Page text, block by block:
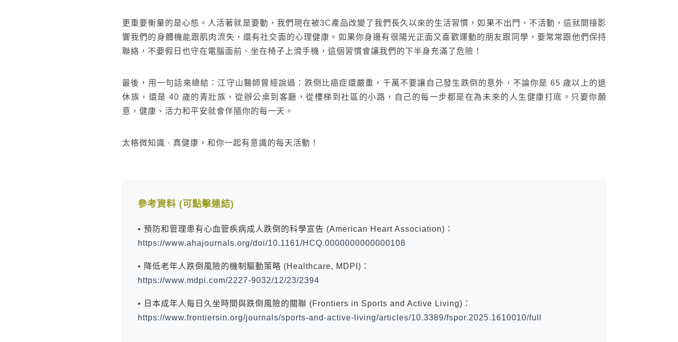
更重要衡量的是心態。人活著就是要動，我們現在被3C產品改變了我們長久以來的生活習慣，如果不出門、不活動，這就間接影
響我們的身體機能跟肌肉流失，還有社交面的心理健康。如果你身邊有很陽光正面又喜歡運動的朋友跟同學，要常常跟他們保持
聯絡，不要假日也守在電腦面前、坐在椅子上滑手機，這個習慣會讓我們的下半身充滿了危險！
最後，用一句話來總結：江守山醫師曾經說過：跌倒比癌症還嚴重，千萬不要讓自己發生跌倒的意外，不論你是 65 歲以上的退
休族，還是 40 歲的青壯族，從辦公桌到客廳，從樓梯到社區的小路，自己的每一步都是在為未來的人生健康打底。只要你願
意，健康、活力和平安就會伴隨你的每一天。
太格微知識 · 真健康，和你一起有意識的每天活動！
參考資料 (可點擊連結)
• 預防和管理患有心血管疾病成人跌倒的科學宣告 (American Heart Association)：
https://www.ahajournals.org/doi/10.1161/HCQ.0000000000000108
• 降低老年人跌倒風險的機制驅動策略 (Healthcare, MDPI)：
https://www.mdpi.com/2227-9032/12/23/2394
• 日本成年人每日久坐時間與跌倒風險的關聯 (Frontiers in Sports and Active Living)：
https://www.frontiersin.org/journals/sports-and-active-living/articles/10.3389/fspor.2025.1610010/full